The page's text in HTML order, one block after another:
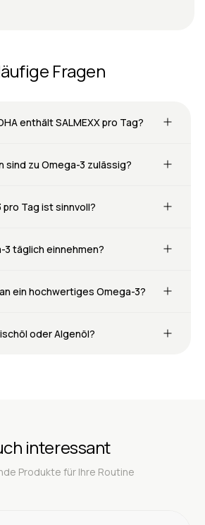
Fragen
enthält SALMEXX pro Tag?
sind zu Omega-3 zulässig?
pro Tag ist sinnvoll?
3 täglich einnehmen?
ein hochwertiges Omega-3?
oder Algenöl?
interessant
Produkte für Ihre Routine